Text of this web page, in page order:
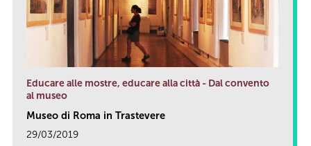
Educare alle mostre, educare alla città - Dal convento
al museo
Museo di Roma in Trastevere
29/03/2019